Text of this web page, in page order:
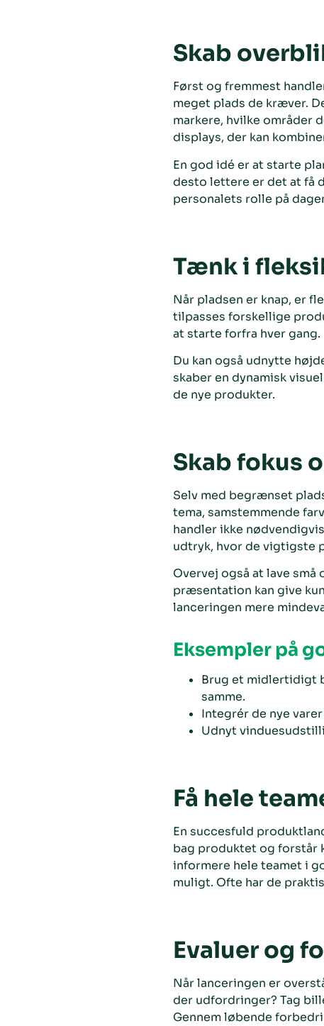
Skab
Først og fremmest
meget plads de kræver.
markere, hvilke områder
displays, der kan
En god idé er at starte
desto lettere er det at få
personalets rolle på
Tænk i
Når pladsen er knap, er
tilpasses forskellige
at starte forfra hver gang.
Du kan også udnytte
skaber en dynamisk
de nye produkter.
Skab fokus
Selv med begrænset
tema, samstemmende
handler ikke
udtryk, hvor de vigtigste
Overvej også at lave
præsentation kan give
lanceringen mere
Eksempler på
Brug et midlertidigt
samme.
Integrér de nye
Udnyt
Få hele
En succesfuld
bag produktet og forstår
informere hele teamet i
muligt. Ofte har de
Evaluer og
Når lanceringen er
der udfordringer? Tag
Gennem løbende